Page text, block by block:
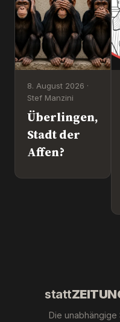
8. August 2026 ·
Stef Manzini
Überlingen,
Stadt der
Affen?
statt
Die